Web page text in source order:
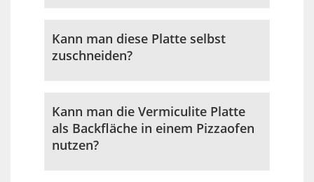
Kann man diese Platte selbst
zuschneiden?
Kann man die Vermiculite Platte
als Backfläche in einem Pizzaofen
nutzen?